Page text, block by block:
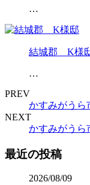
…
結城郡 K様
…
PREV
かすみがう
NEXT
かすみがう
最近の投稿
2026/08/09